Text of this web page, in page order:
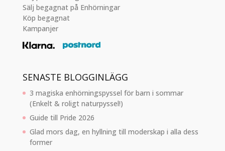
Sälj begagnat på Enhörningar
Köp begagnat
Kampanjer
SENASTE BLOGGINLÄGG
3 magiska enhörningspyssel för barn i sommar
(Enkelt & roligt naturpyssel!)
Guide till Pride 2026
Glad mors dag, en hyllning till moderskap i alla dess
former